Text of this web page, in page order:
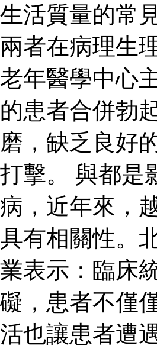
生活質量的常
兩者在病理生
老年醫學中心
的患者合併勃
磨，缺乏良好
打擊。 與都是
病，近年來，
具有相關性。
業表示：臨床
礙，患者不僅
活也讓患者遭